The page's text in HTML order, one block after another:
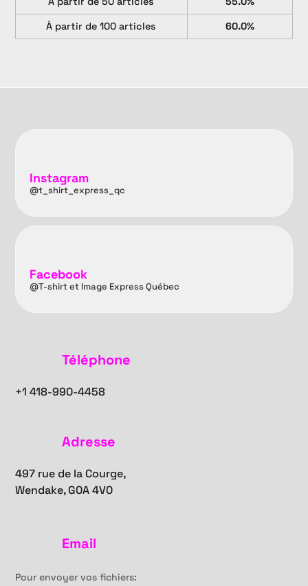
À partir de 100 articles
60.0%
Instagram
@t_shirt_express_qc
Facebook
@T-shirt et Image Express Québec
Téléphone
+1418-990-4458
Adresse
497 rue de la Courge,
Wendake, G0A 4V0
Email
Pour envoyer vos fichiers: